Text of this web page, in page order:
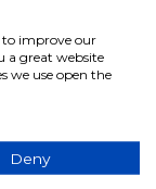
à recevoir des
à tout moment
de confidentialité
to improve our
a great website
we use open the
Deny